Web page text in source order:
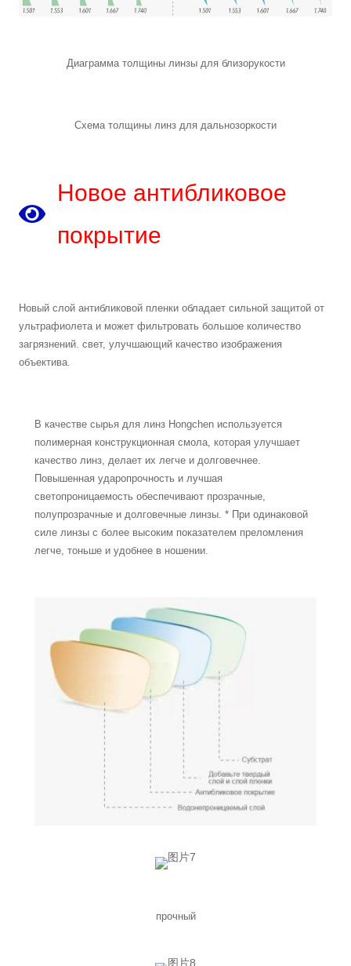
Диаграмма толщины линзы для близорукости
Схема толщины линз для дальнозоркости
Новое антибликовое
покрытие
Новый слой антибликовой пленки обладает сильной защитой от
ультрафиолета и может фильтровать большое количество
загрязнений. свет, улучшающий качество изображения
объектива.
В качестве сырья для линз Hongchen используется
полимерная конструкционная смола, которая улучшает
качество линз, делает их легче и долговечнее.
Повышенная ударопрочность и лучшая
светопроницаемость обеспечивают прозрачные,
полупрозрачные и долговечные линзы. * При одинаковой
силе линзы с более высоким показателем преломления
легче, тоньше и удобнее в ношении.
прочный